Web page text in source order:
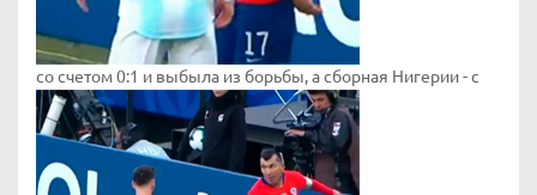
со счетом 0:1 и выбыла из борьбы, а сборная Нигерии - с